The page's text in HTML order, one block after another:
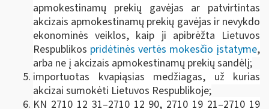
apmokestinamų prekių gavėjas ar patvirtintas
akcizais apmokestinamų prekių gavėjas ir nevykdo
ekonominės veiklos, kaip ji apibrėžta Lietuvos
Respublikos pridėtinės vertės mokesčio įstatyme,
arba ne į akcizais apmokestinamų prekių sandėlį;
importuotas kvapiąsias medžiagas, už kurias
akcizai sumokėti Lietuvos Respublikoje;
KN 2710 12 31–2710 12 90, 2710 19 21–2710 19